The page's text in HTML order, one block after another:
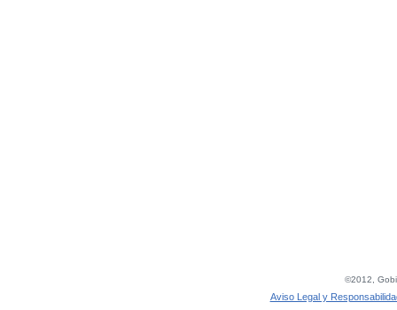
©2012,
Aviso Legal y